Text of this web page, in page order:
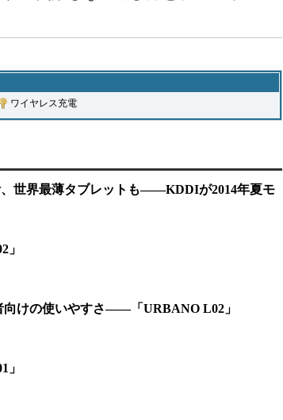
ワイヤレス充電
世界最薄タブレットも――KDDIが2014年夏モ
」
向けの使いやすさ――「URBANO L02」
」